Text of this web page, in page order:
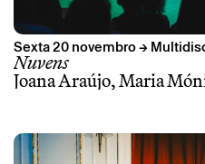
Sexta 20 novembro →
Nuvens
Joana Araújo, Maria
* campos de preenchimento
* campos de preenchimento